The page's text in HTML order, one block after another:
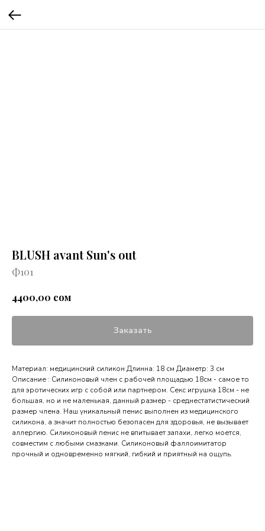
BLUSH avant Sun's out
Ф101
4400,00 сом
Заказать
Материал: медицинский силикон Длинна: 18 см Диаметр: 3 см
Описание : Силиконовый член с рабочей площадью 18см - самое то
для эротических игр с собой или партнером. Секс игрушка 18см - не
большая, но и не маленькая, данный размер - среднестатистический
размер члена. Наш уникальный пенис выполнен из медицинского
силикона, а значит полностью безопасен для здоровья, не вызывает
аллергию. Силиконовый пенис не впитывает запахи, легко моется,
совместим с любыми смазками. Силиконовый фаллоимитатор
прочный и одновременно мягкий, гибкий и приятный на ощупь.